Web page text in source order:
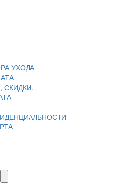
УХОДА
СКИДКИ.